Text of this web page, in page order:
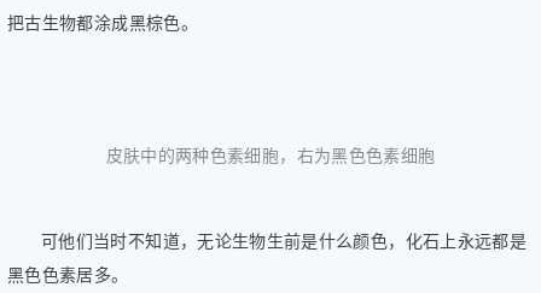
把古生物都涂成黑棕色。
皮肤中的两种色素细胞，右为黑色色素细胞
可他们当时不知道，无论生物生前是什么颜色，化石上永远都是
黑色色素居多。